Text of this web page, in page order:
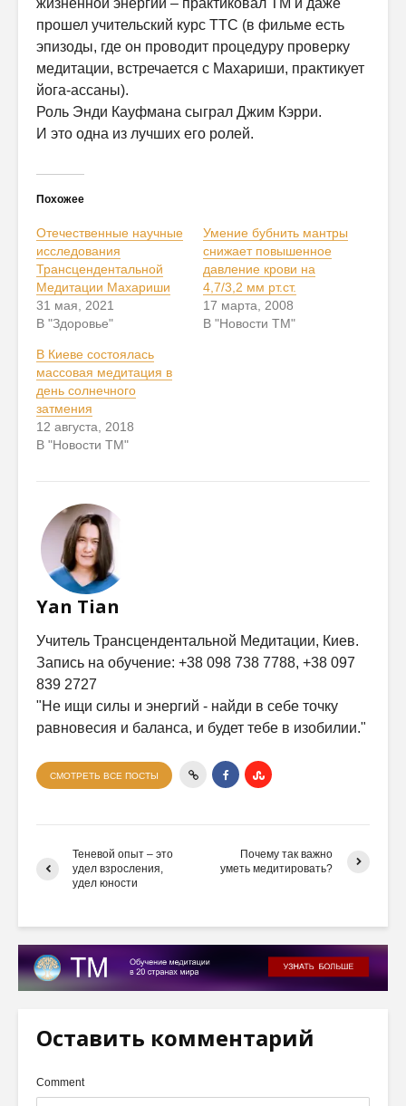
прошел учительский курс ТТС (в фильме есть
эпизоды, где он проводит процедуру проверку
медитации, встречается с Махариши, практикует
йога-ассаны).
Роль Энди Кауфмана сыграл Джим Кэрри.
И это одна из лучших его ролей.
Похожее
Отечественные научные
исследования
Трансцендентальной
Медитации Махариши
31 мая, 2021
В "Здоровье"
Умение бубнить мантры
снижает повышенное
давление крови на
4,7/3,2 мм рт.ст.
17 марта, 2008
В "Новости ТМ"
В Киеве состоялась
массовая медитация в
день солнечного
затмения
12 августа, 2018
В "Новости ТМ"
Yan Tian
Учитель Трансцендентальной Медитации, Киев.
Запись на обучение: +38 098 738 7788, +38 097
839 2727
"Не ищи силы и энергий - найди в себе точку
равновесия и баланса, и будет тебе в изобилии."
СМОТРЕТЬ ВСЕ ПОСТЫ
Теневой опыт – это
удел взросления,
удел юности
Почему так важно
уметь медитировать?
Оставить комментарий
Comment